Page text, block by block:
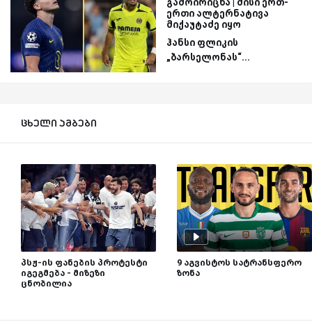
ერთი ალტერნატივა
მიქაუტაძე იყო
ჰანსი ფლიკის
„ბარსელონას“...
ცხელი ამბები
პსჟ-ის ფანების პროტესტი
იგეგმება - მიზეზი
ცნობილია
9 აგვისტოს სატრანსფერო
ზონა